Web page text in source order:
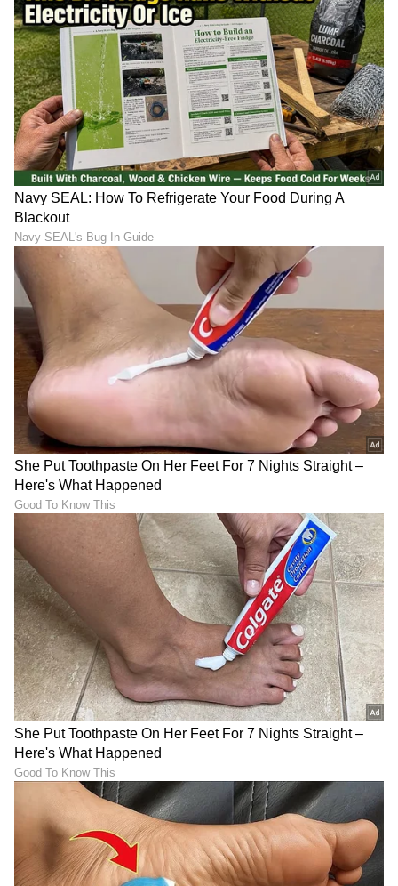
DOWNLOAD APP
RECOMMENDED STORIES
ಕೊನೆಗೂ Bigg Boss ಗಿಲ್ಲಿ ಫ್ಯಾನ್ಸ್​
ಆಸೆ ನೆರವೇರಿಸಿದ ಕಾವ್ಯಾ ಶೈವ:
ಲೈವ್​ನಲ್ಲಿ ಬಂದು ಹೇಳಿದ್ದೇನು
ಪೋಷಕರೇ ಈ ಶಾಕಿಂಗ್ ವರದಿ
ಕಡೆಗಣಿಸಬೇಡಿ: ಮಕ್ಕಳ
ಹೃದಯಾಘಾತಕ್ಕೆ ಇದೇ ಕಾರಣ! 13
ರಾಜ್ಯಗಳ ಅಧ್ಯಯನದಲ್ಲಿ
ಹೊರಬಿತ್ತು ಬೆಚ್ಚಿಬೀಳಿಸುವ
ಮಾಹಿತಿ!
ಫ್ರಿಡ್ಜ್ ಬಳಕೆಯ ಈ ಸತ್ಯಗಳು
ನಿಮಗೆ ತಿಳಿದಿದೆಯೇ? ತಾಪಮಾನ,
ಸ್ವಚ್ಛತೆ, ಬಳಕೆ ಟಿಪ್ಸ್
ನೀನು ಕೊಲ್ಲದಿದ್ರೆ ಗಂಡನ ನಾನೇ
ಹ*ತ್ಯೆ ಮಾಡ್ತೀನಿ: ಲವರ್‌ಗೆ
ಮೆಸೇಜ್‌ ಕಳುಹಿಸಿದ ಮಹಿಳೆ
LATEST VIDEOS
"ರಾಜಕೀಯ ಬೇಡ, ಸಿನಿಮಾನೇ ಪ್ರಾಣ":
ಕನಕೋತ್ಸವದಲ್ಲಿ ರಿಷಬ್ ಶೆಟ್ಟಿ | Rishab
Shetty speech | Suvarna News
ಶೇ.50 ರಿಂದ ಶೇ.18 ಕ್ಕೆ TAX ಇಳಿಕೆ: ಮೋದಿ-
ಟ್ರಂಪ್ ಐತಿಹಾಸಿಕ ಒಪ್ಪಂದ | India US
Trade Deal | Party Rounds